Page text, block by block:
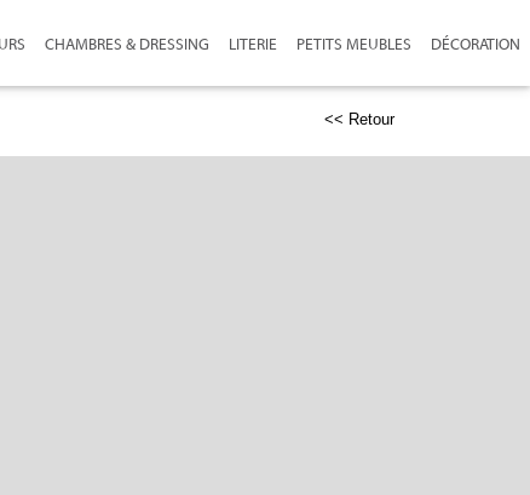
CHAMBRES & DRESSING LITERIE PETITS MEUBLES DÉCORATION
<< Retour